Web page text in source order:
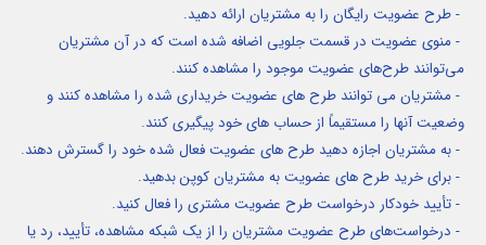
- طرح عضویت رایگان را به مشتریان ارائه دهید.
- منوی عضویت در قسمت جلویی اضافه شده است که در آن مشتریان
می‌توانند طرح‌های عضویت موجود را مشاهده کنند.
- مشتریان می توانند طرح های عضویت خریداری شده را مشاهده کنند و
وضعیت آنها را مستقیماً از حساب های خود پیگیری کنند.
- به مشتریان اجازه دهید طرح های عضویت فعال شده خود را گسترش دهند.
- برای خرید طرح های عضویت به مشتریان کوپن بدهید.
- تأیید خودکار درخواست طرح عضویت مشتری را فعال کنید.
- درخواست‌های طرح عضویت مشتریان را از یک شبکه مشاهده، تأیید، رد یا